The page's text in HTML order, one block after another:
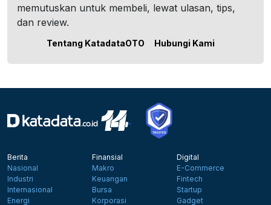
memutuskan untuk membeli, lewat ulasan, tips,
dan review.
Tentang KatadataOTO Hubungi Kami
Berita
Nasional
Industri
Internasional
Energi
Finansial
Makro
Keuangan
Bursa
Korporasi
Digital
E-Commerce
Fintech
Startup
Gadget